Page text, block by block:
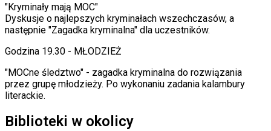
"Kryminały mają MOC"
Dyskusje o najlepszych kryminałach wszechczasów, a
następnie "Zagadka kryminalna" dla uczestników.
Godzina 19.30 - MŁODZIEŻ
"MOCne śledztwo" - zagadka kryminalna do rozwiązania
przez grupę młodzieży. Po wykonaniu zadania kalambury
literackie.
Biblioteki w okolicy